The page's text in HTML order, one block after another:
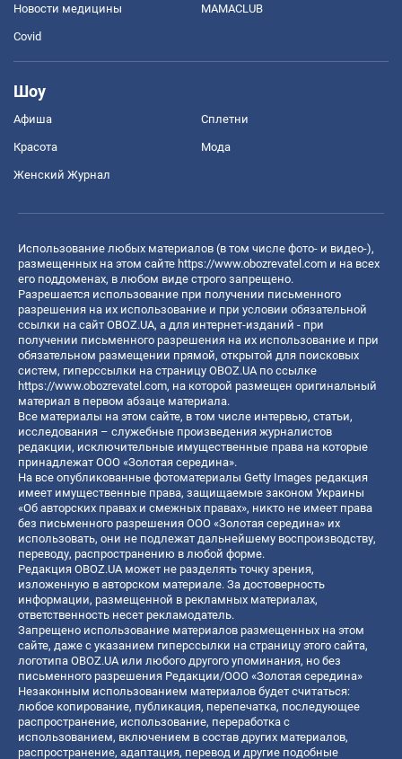
Новости медицины MAMACLUB
Covid
Шоу
Афиша Сплетни
Красота Мода
Женский Журнал
Использование любых материалов (в том числе фото- и видео-),
размещенных на этом сайте https://www.obozrevatel.com и на всех
его поддоменах, в любом виде строго запрещено.
Разрешается использование при получении письменного
разрешения на их использование и при условии обязательной
ссылки на сайт OBOZ.UA, а для интернет-изданий - при
получении письменного разрешения на их использование и при
обязательном размещении прямой, открытой для поисковых
систем, гиперссылки на страницу OBOZ.UA по ссылке
https://www.obozrevatel.com, на которой размещен оригинальный
материал в первом абзаце материала.
Все материалы на этом сайте, в том числе интервью, статьи,
исследования – служебные произведения журналистов
редакции, исключительные имущественные права на которые
принадлежат ООО «Золотая середина».
На все опубликованные фотоматериалы Getty Images редакция
имеет имущественные права, защищаемые законом Украины
«Об авторских правах и смежных правах», никто не имеет права
без письменного разрешения ООО «Золотая середина» их
использовать, они не подлежат дальнейшему воспроизводству,
переводу, распространению в любой форме.
Редакция OBOZ.UA может не разделять точку зрения,
изложенную в авторском материале. За достоверность
информации, размещенной в рекламных материалах,
ответственность несет рекламодатель.
Запрещено использование материалов размещенных на этом
сайте, даже с указанием гиперссылки на страницу этого сайта,
логотипа OBOZ.UA или любого другого упоминания, но без
письменного разрешения Редакции/ООО «Золотая середина»
Незаконным использованием материалов будет считаться:
любое копирование, публикация, перепечатка, последующее
распространение, использование, переработка с
использованием, включением в состав других материалов,
распространение, адаптация, перевод и другие подобные